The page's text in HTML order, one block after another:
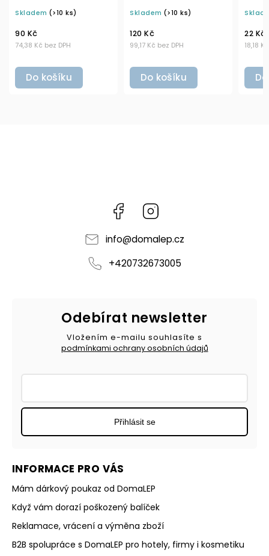
Skladem (>10 ks)
74,38 Kč bez DPH
90 Kč
Do košíku
Skladem (>10 ks)
99,17 Kč bez DPH
120 Kč
Do košíku
cm na
Skladem
18,18 Kč
22 Kč
Do
Facebook
info@domalep.cz
+420732673005
INFORMACE PRO VÁS
Mám dárkový poukaz od DomaLEP
Když vám dorazí poškozený balíček
Reklamace, vrácení a výměna zboží
B2B spolupráce s DomaLEP pro hotely, firmy i kosmetiku
Odebírat newsletter
Vložením e-mailu souhlasíte s
podmínkami ochrany osobních údajů
Přihlásit se